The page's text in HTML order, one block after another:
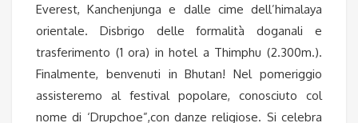
Everest, Kanchenjunga e dalle cime dell’himalaya
orientale. Disbrigo delle formalità doganali e
trasferimento (1 ora) in hotel a Thimphu (2.300m.).
Finalmente, benvenuti in Bhutan! Nel pomeriggio
assisteremo al festival popolare, conosciuto col
nome di ‘Drupchoe”,con danze religiose. Si celebra